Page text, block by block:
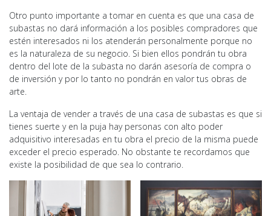
Otro punto importante a tomar en cuenta es que una casa de
subastas no dará información a los posibles compradores que
estén interesados ni los atenderán personalmente porque no
es la naturaleza de su negocio. Si bien ellos pondrán tu obra
dentro del lote de la subasta no darán asesoría de compra o
de inversión y por lo tanto no pondrán en valor tus obras de
arte.
La ventaja de vender a través de una casa de subastas es que si
tienes suerte y en la puja hay personas con alto poder
adquisitivo interesadas en tu obra el precio de la misma puede
exceder el precio esperado. No obstante te recordamos que
existe la posibilidad de que sea lo contrario.